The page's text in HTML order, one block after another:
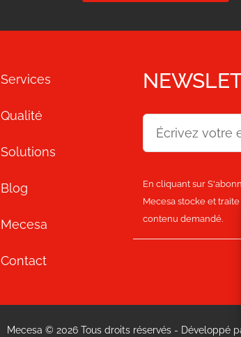
Services
Qualité
Solutions
Blog
Mecesa
Contact
En cliquant sur
Mecesa stocke et
contenu demandé.
Mecesa © 2026 Tous droits réservés - Développé